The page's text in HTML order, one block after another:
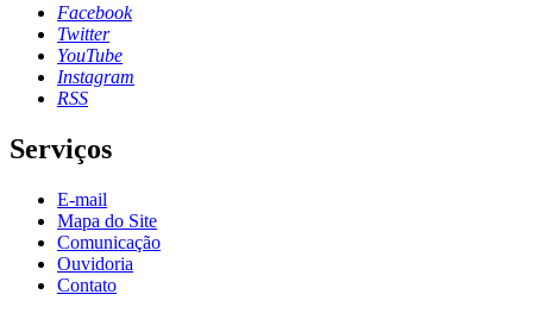
Facebook
Twitter
YouTube
Instagram
RSS
Serviços
E-mail
Mapa do Site
Comunicação
Ouvidoria
Contato